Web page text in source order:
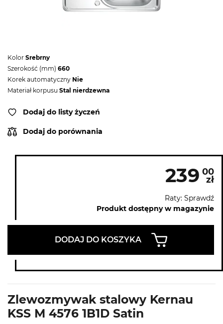
Kolor Srebrny
Szerokość (mm) 660
Korek automatyczny Nie
Materiał korpusu Stal nierdzewna
Dodaj do listy życzeń
Dodaj do porównania
239 00
zł
Raty: Sprawdź
Produkt dostępny w magazynie
DODAJ DO KOSZYKA
Zlewozmywak stalowy Kernau
KSS M 4576 1B1D Satin